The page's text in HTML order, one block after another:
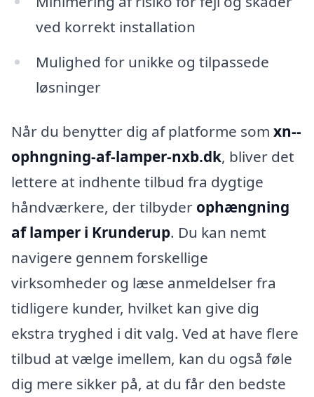
ved korrekt installation
Mulighed for unikke og tilpassede
løsninger
Når du benytter dig af platforme som xn--
ophngning-af-lamper-nxb.dk, bliver det
lettere at indhente tilbud fra dygtige
håndværkere, der tilbyder ophængning
af lamper i Krunderup. Du kan nemt
navigere gennem forskellige
virksomheder og læse anmeldelser fra
tidligere kunder, hvilket kan give dig
ekstra tryghed i dit valg. Ved at have flere
tilbud at vælge imellem, kan du også føle
dig mere sikker på, at du får den bedste